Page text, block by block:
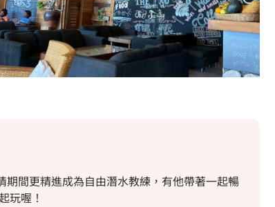
間更精進成為自由潛水教練，有他帶著一起暢
玩喔！